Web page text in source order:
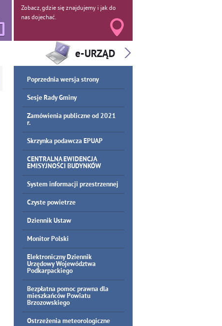
Zobacz, gdzie się znajdujemy i jak do
nas dojechać.
Poprzednia wersja strony
Sesje Rady Gminy
Zamówienia publiczne od 2021
r.
Skrzynka podawcza EPUAP
CENTRALNA EWIDENCJA
EMISYJNOŚCI BUDYNKÓW
System informacji przestrzennej
Czyste powietrze
Dziennik Ustaw
Monitor Polski
Elektroniczny Dziennik
Urzędowy Województwa
Podkarpackiego
Bezpłatna pomoc prawna dla
mieszkańców Powiatu
Brzozowskiego
Ostrzeżenia meteorologiczne